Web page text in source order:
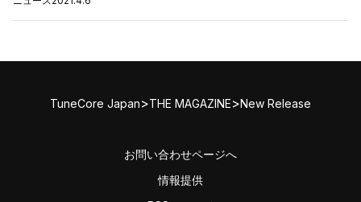
TuneCore Japan>THE MAGAZINE>New Release
お問い合わせページへ
情報提供